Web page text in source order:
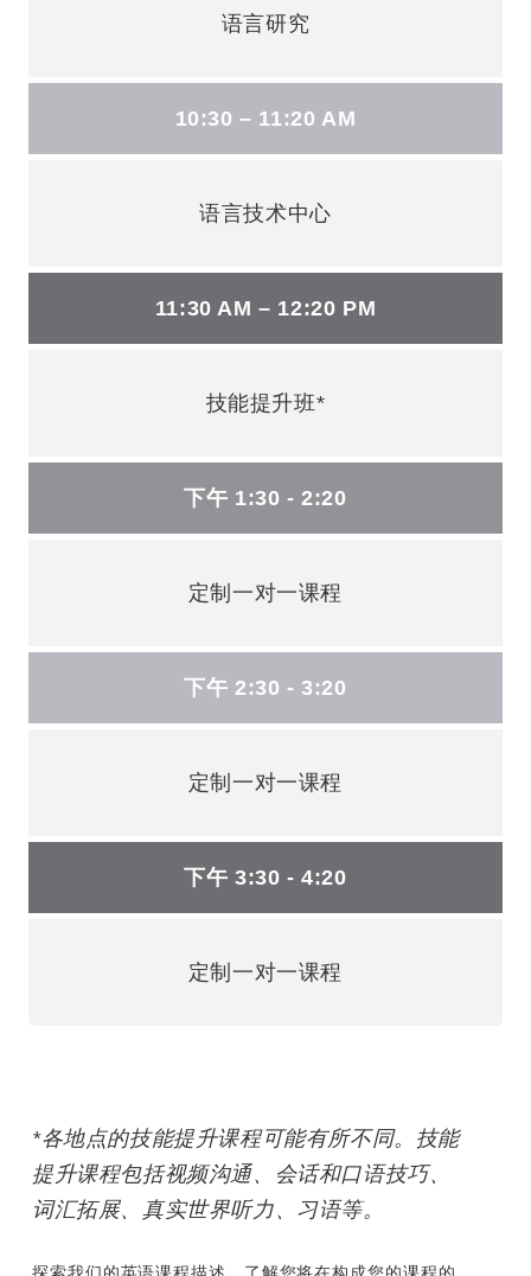
语言研究
10:30 – 11:20 AM
语言技术中心
11:30 AM – 12:20 PM
技能提升班*
下午 1:30 - 2:20
定制一对一课程
下午 2:30 - 3:20
定制一对一课程
下午 3:30 - 4:20
定制一对一课程
*各地点的技能提升课程可能有所不同。技能
提升课程包括视频沟通、会话和口语技巧、
词汇拓展、真实世界听力、习语等。
探索我们的英语课程描述，了解您将在构成您的课程的